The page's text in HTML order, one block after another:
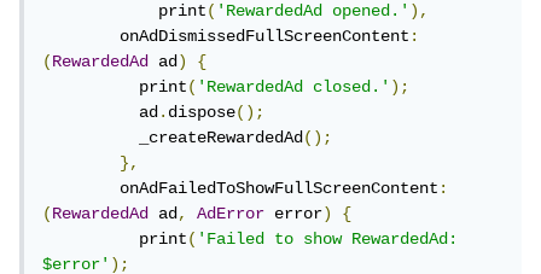
print('RewardedAd opened.'),
onAdDismissedFullScreenContent:
(RewardedAd ad)
{
print('RewardedAd closed.');
ad.dispose();
_createRewardedAd();
},
onAdFailedToShowFullScreenContent:
(RewardedAd ad, AdError error)
{
print('Failed to show RewardedAd:
$error');